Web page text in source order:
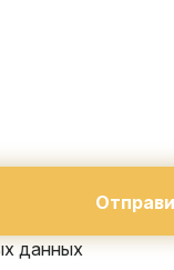
данных